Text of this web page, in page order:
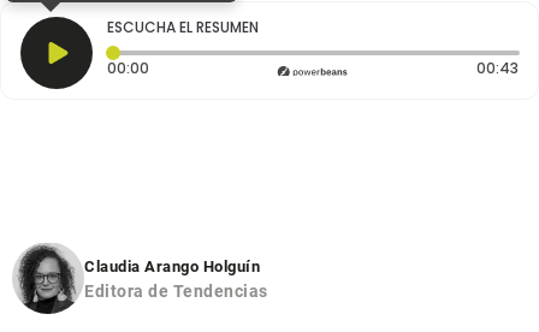
ESCUCHA EL RESUMEN
00:00 Tiempo transcurrido: 0 segundos 00:43
Claudia Arango Holguín
Editora de Tendencias